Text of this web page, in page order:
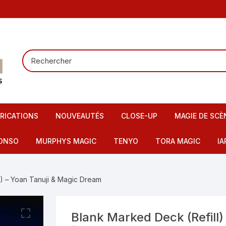
NOUVEAUTÉS CLOSE-UP
Tours de carte
Mousses – Balles – Anneaux
MAGIE DE
Carte pour la
Tours pour
Cire – FI – Fils – Cordes
MURPHYS MAGIC TENYO TORA MAGIC
Yoan Tanuji & Magic Dream
Blank Marked Deck